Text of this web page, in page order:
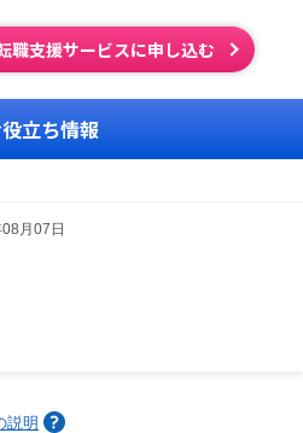
職支援サービスに申し込む
立ち情報
月07日
説明